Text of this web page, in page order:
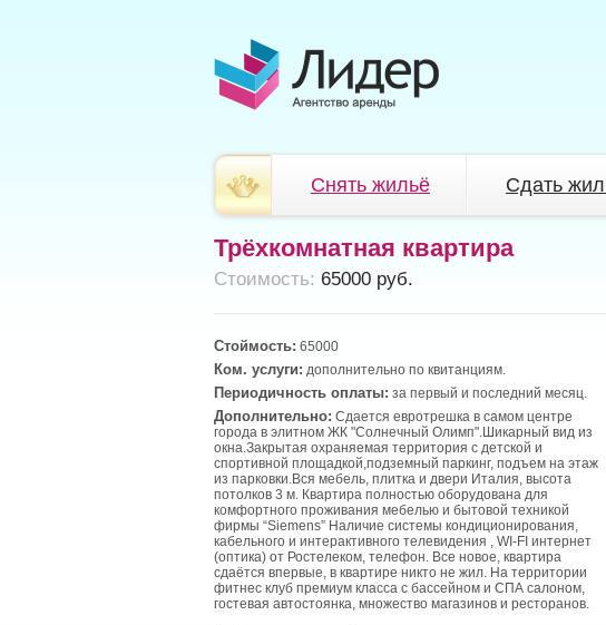
Снять жильё Сдать
Трёхкомнатная квартира
Cтоимость: 65000 руб.
Стоймость: 65000
Ком. услуги: дополнительно по квитанциям.
Периодичность оплаты: за первый и последний месяц.
Дополнительно: Сдается евротрешка в самом центре
города в элитном ЖК "Солнечный Олимп".Шикарный вид из
окна.Закрытая охраняемая территория с детской и
спортивной площадкой,подземный паркинг, подъем на этаж
из парковки.Вся мебель, плитка и двери Италия, высота
потолков 3 м. Квартира полностью оборудована для
комфортного проживания мебелью и бытовой техникой
фирмы “Siemens” Наличие системы кондиционирования,
кабельного и интерактивного телевидения , WI-FI интернет
(оптика) от Ростелеком, телефон. Все новое, квартира
сдаётся впервые, в квартире никто не жил. На территории
фитнес клуб премиум класса с бассейном и СПА салоном,
гостевая автостоянка, множество магазинов и ресторанов.